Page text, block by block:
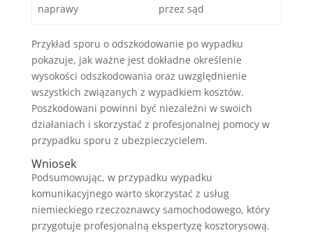
naprawy
przez sąd
Przykład sporu o odszkodowanie po wypadku
pokazuje, jak ważne jest dokładne określenie
wysokości odszkodowania oraz uwzględnienie
wszystkich związanych z wypadkiem kosztów.
Poszkodowani powinni być niezależni w swoich
działaniach i skorzystać z profesjonalnej pomocy w
przypadku sporu z ubezpieczycielem.
Wniosek
Podsumowując, w przypadku wypadku
komunikacyjnego warto skorzystać z usług
niemieckiego rzeczoznawcy samochodowego, który
przygotuje profesjonalną ekspertyzę kosztorysową.